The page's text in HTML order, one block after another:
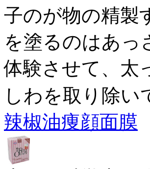
子のが物の精製
を塗るのはあっ
体験させて、太
しわを取り除
辣椒油痩顔面膜